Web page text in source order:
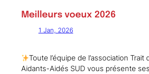
Meilleurs voeux 2026
1 Jan, 2026
Toute l’équipe de l’association Trait
Aidants-Aidés SUD vous présente